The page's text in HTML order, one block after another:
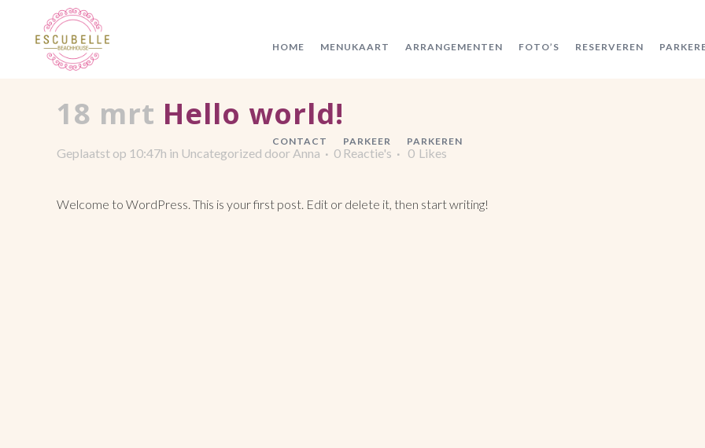
HOME MENUKAART ARRANGEMENTEN FOTO’S RESERVEREN
CONTACT PARKEER PARKEREN
18 mrt Hello world!
Geplaatst op 10:47h in Uncategorized door Anna 0 Reactie's 0 Likes
Welcome to WordPress. This is your first post. Edit or delete it, then start writing!